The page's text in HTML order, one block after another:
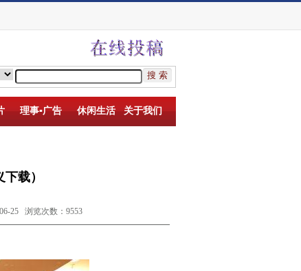
理事▪广告 休闲生活 关于我们
载）
25 浏览次数：9553